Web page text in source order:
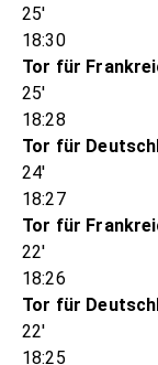
25'
18:30
Tor für
25'
18:28
Tor für
24'
18:27
Tor für
22'
18:26
Tor für
22'
18:25